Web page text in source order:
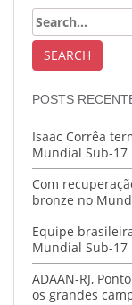
POSTS
Isaac Corrêa
Mundial Sub-17
Com
bronze no
Equipe
Mundial Sub-
ADAAN-RJ,
os grandes